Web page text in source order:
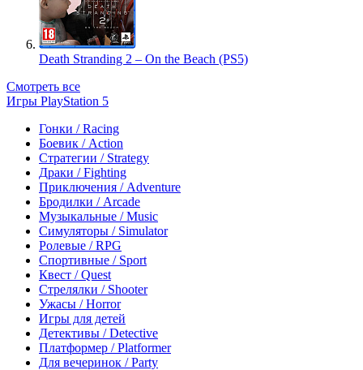
Death Stranding 2 – On the Beach (PS5)
Смотреть все
Игры PlayStation 5
Гонки / Racing
Боевик / Action
Стратегии / Strategy
Драки / Fighting
Приключения / Adventure
Бродилки / Arcade
Музыкальные / Music
Симуляторы / Simulator
Ролевые / RPG
Спортивные / Sport
Квест / Quest
Стрелялки / Shooter
Ужасы / Horror
Игры для детей
Детективы / Detective
Платформер / Platformer
Для вечеринок / Party